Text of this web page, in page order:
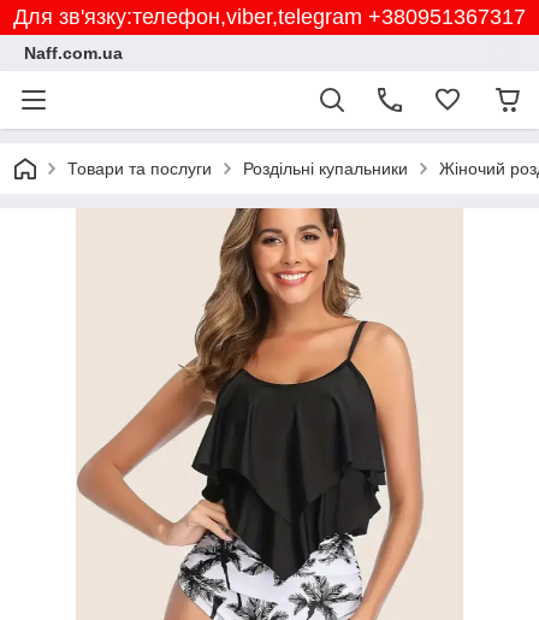
Для зв'язку:телефон,viber,telegram +380951367317
Naff.com.ua
Товари та послуги Роздільні купальники Жіночий